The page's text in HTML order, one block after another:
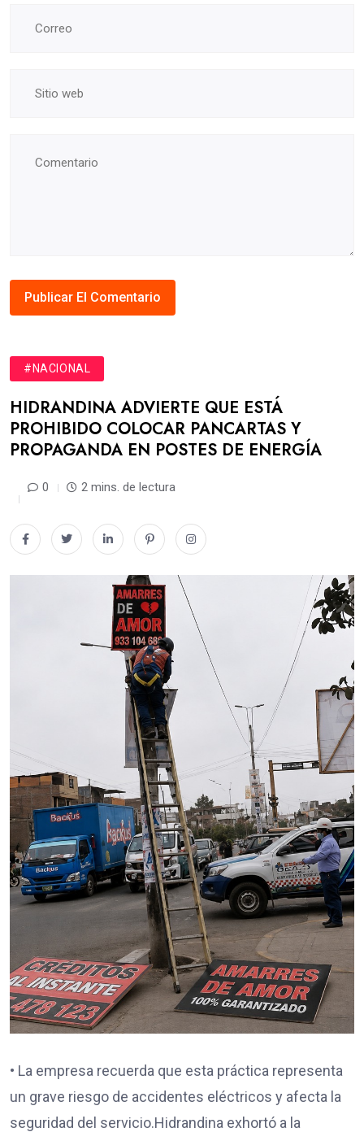
#NACIONAL
HIDRANDINA ADVIERTE QUE ESTÁ
PROHIBIDO COLOCAR PANCARTAS Y
PROPAGANDA EN POSTES DE ENERGÍA
0 2 mins. de lectura
• La empresa recuerda que esta práctica representa
un grave riesgo de accidentes eléctricos y afecta la
seguridad del servicio.Hidrandina exhortó a la